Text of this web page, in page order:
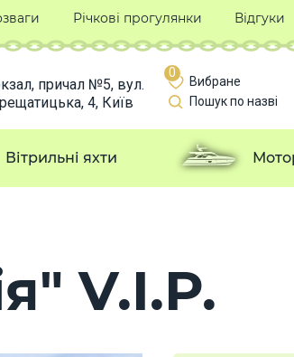
V.I.P.
Річкові прогулянки Відгуки
причал №5, вул.
4, Київ
0
Вибране
Пошук по назві
Вітрильні яхти